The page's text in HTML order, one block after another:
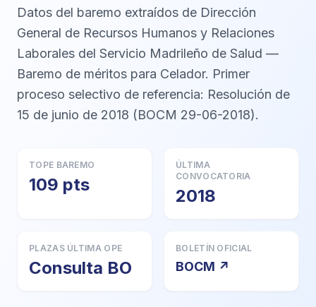
Datos del baremo extraídos de Dirección
General de Recursos Humanos y Relaciones
Laborales del Servicio Madrileño de Salud —
Baremo de méritos para Celador. Primer
proceso selectivo de referencia: Resolución de
15 de junio de 2018 (BOCM 29-06-2018).
TOPE BAREMO
109 pts
ÚLTIMA
CONVOCATORIA
2018
PLAZAS ÚLTIMA OPE
Consulta BO
BOLETÍN OFICIAL
BOCM ↗